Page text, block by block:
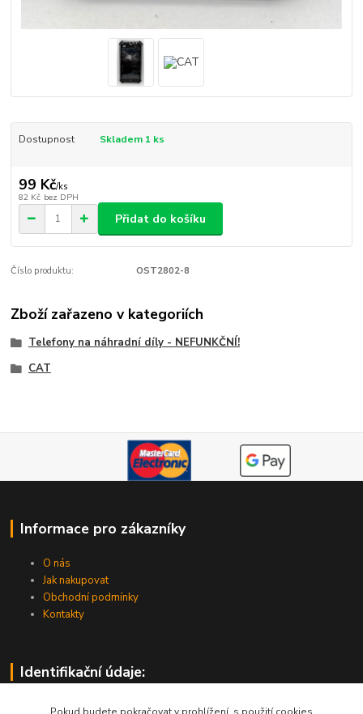
Dostupnost Skladem 1 ks
99 Kč/ks
82 Kč bez DPH
Přidat do košíku
Číslo produktu: OST2802-8
Zboží zařazeno v kategoriích
Telefony na náhradní díly - NEFUNKČNÍ!
CAT
Informace pro zákazníky
O nás
Jak nakupovat
Obchodní podmínky
Kontakty
Identifikační údaje:
IČO: 44508964